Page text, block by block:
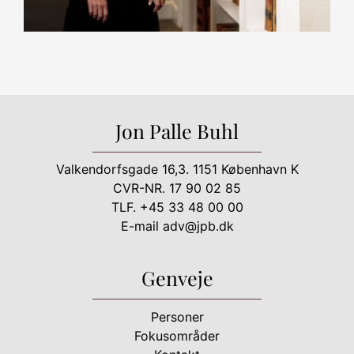
Jon Palle Buhl
Valkendorfsgade 16,3. 1151 København K
CVR-NR. 17 90 02 85
TLF. +45 33 48 00 00
E-mail adv@jpb.dk
Genveje
Personer
Fokusområder